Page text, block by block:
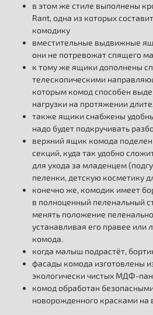
в этом же стиле выполнены
Rant, одна из которых
комодику
вместительные выдвижные
они не потревожат спящего
к тому же ящики дополнены
телескопическими
которым комод способен
нагрузки на протяжении
также ящики снабжены
надо будет подкручивать
верхний ящик комода
секций, куда так удобно
для ухода за младенцем
пеленки, детскую косметику
конечно же, комодик имеет
в полноценный пеленальный
менять положение
устанавливая его правее или
комода.
когда малыш подрастёт,
фасады комода изготовлены
экологически чистых МДФ-
комод обработан
новорожденного красками на